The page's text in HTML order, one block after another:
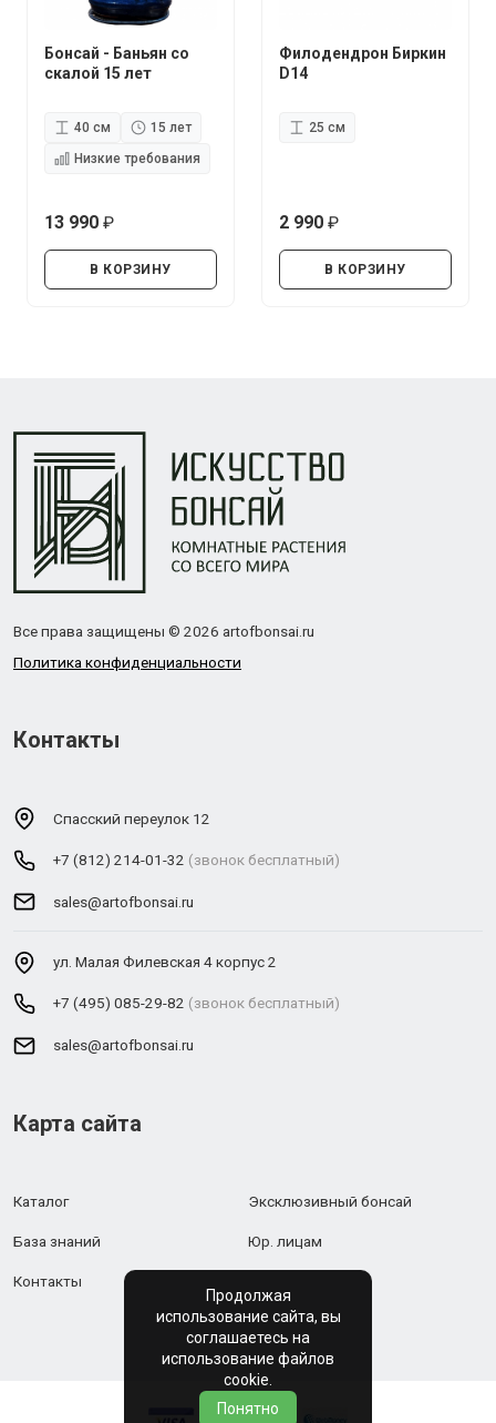
Бонсай - Баньян со
скалой 15 лет
40 см
15 лет
Низкие требования
13 990
В КОРЗИНУ
Филодендрон Биркин
D14
25 см
2 990
В КОРЗИНУ
Все права защищены © 2026 artofbonsai.ru
Политика конфиденциальности
Контакты
Спасский переулок 12
+7 (812) 214-01-32 (звонок бесплатный)
sales@artofbonsai.ru
ул. Малая Филевская 4 корпус 2
+7 (495) 085-29-82 (звонок бесплатный)
sales@artofbonsai.ru
Карта сайта
Каталог Эксклюзивный бонсай
База знаний Юр. лицам
Контакты
Продолжая
использование сайта, вы
соглашаетесь на
использование файлов
cookie.
Понятно